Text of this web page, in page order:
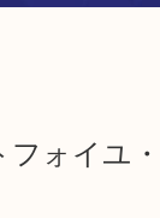
フォイユ